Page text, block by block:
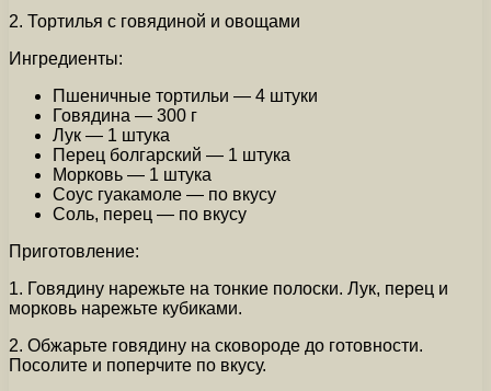
2. Тортилья с говядиной и овощами
Ингредиенты:
Пшеничные тортильи — 4 штуки
Говядина — 300 г
Лук — 1 штука
Перец болгарский — 1 штука
Морковь — 1 штука
Соус гуакамоле — по вкусу
Соль, перец — по вкусу
Приготовление:
1. Говядину нарежьте на тонкие полоски. Лук, перец и
морковь нарежьте кубиками.
2. Обжарьте говядину на сковороде до готовности.
Посолите и поперчите по вкусу.